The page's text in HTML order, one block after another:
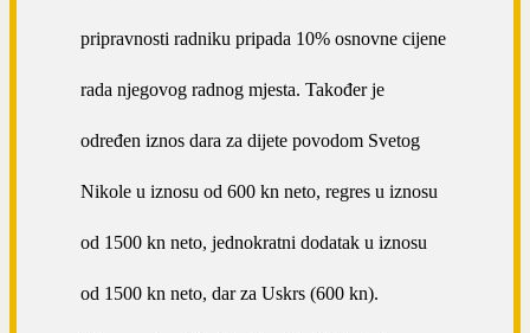
pripravnosti radniku pripada 10% osnovne cijene
rada njegovog radnog mjesta. Također je
određen iznos dara za dijete povodom Svetog
Nikole u iznosu od 600 kn neto, regres u iznosu
od 1500 kn neto, jednokratni dodatak u iznosu
od 1500 kn neto, dar za Uskrs (600 kn).